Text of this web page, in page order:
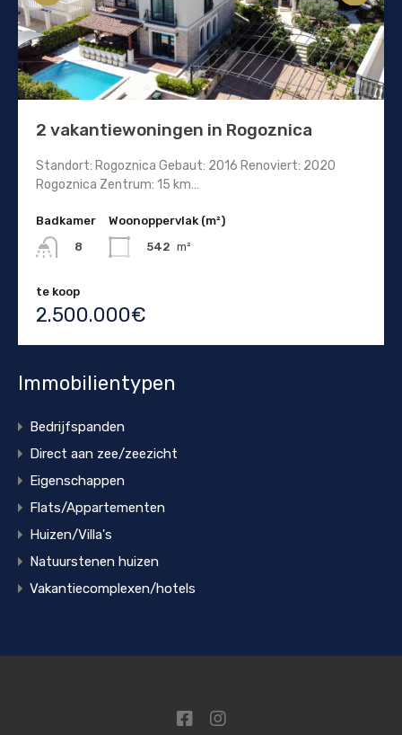
2 vakantiewoningen in Rogoznica
Standort: Rogoznica Gebaut: 2016 Renoviert: 2020
Rogoznica Zentrum: 15 km…
Badkamer
8
Woonoppervlak (m²)
542 m²
te koop
2.500.000€
Immobilientypen
Bedrijfspanden
Direct aan zee/zeezicht
Eigenschappen
Flats/Appartementen
Huizen/Villa's
Natuurstenen huizen
Vakantiecomplexen/hotels